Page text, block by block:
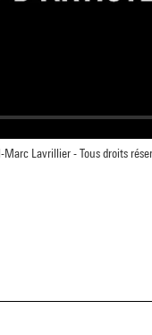
Lavrillier - Tous droits